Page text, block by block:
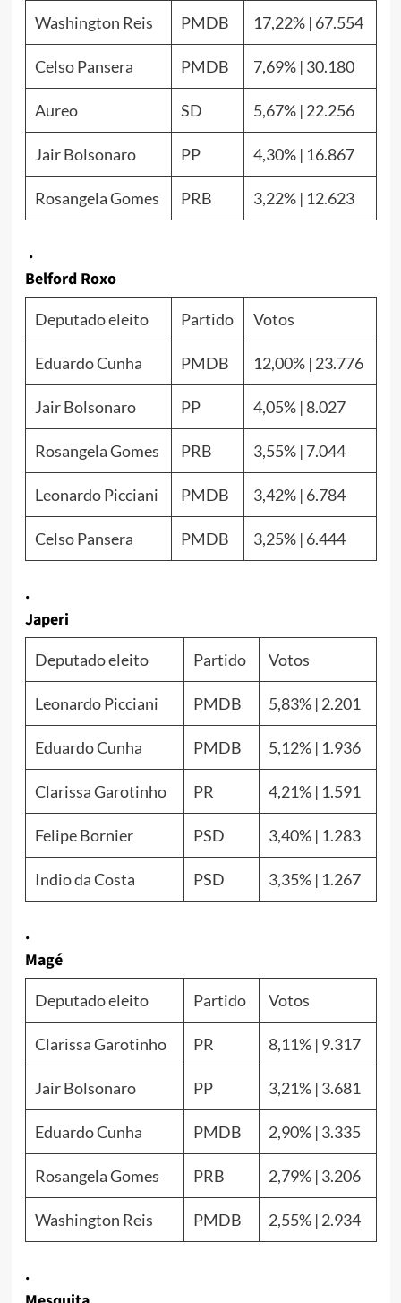
Washington Reis PMDB 17,22% | 67.554
Celso Pansera PMDB 7,69% | 30.180
Aureo SD 5,67% | 22.256
Jair Bolsonaro PP 4,30% | 16.867
Rosangela Gomes PRB 3,22% | 12.623
.
Belford Roxo
Deputado eleito Partido Votos
Eduardo Cunha PMDB 12,00% | 23.776
Jair Bolsonaro PP 4,05% | 8.027
Rosangela Gomes PRB 3,55% | 7.044
Leonardo Picciani PMDB 3,42% | 6.784
Celso Pansera PMDB 3,25% | 6.444
.
Japeri
Deputado eleito Partido Votos
Leonardo Picciani PMDB 5,83% | 2.201
Eduardo Cunha PMDB 5,12% | 1.936
Clarissa Garotinho PR 4,21% | 1.591
Felipe Bornier PSD 3,40% | 1.283
Indio da Costa PSD 3,35% | 1.267
.
Magé
Deputado eleito Partido Votos
Clarissa Garotinho PR 8,11% | 9.317
Jair Bolsonaro PP 3,21% | 3.681
Eduardo Cunha PMDB 2,90% | 3.335
Rosangela Gomes PRB 2,79% | 3.206
Washington Reis PMDB 2,55% | 2.934
.